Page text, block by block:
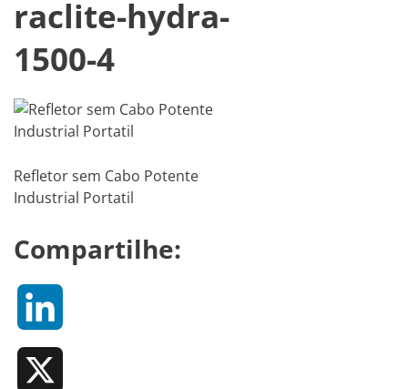
raclite-hydra-
1500-4
Refletor sem Cabo Potente
Industrial Portatil
Compartilhe: